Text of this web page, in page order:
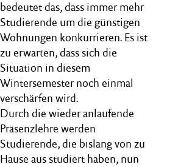
bedeutet das, dass immer mehr
Studierende um die günstigen
Wohnungen konkurrieren. Es ist
zu erwarten, dass sich die
Situation in diesem
Wintersemester noch einmal
verschärfen wird.
Durch die wieder anlaufende
Präsenzlehre werden
Studierende, die bislang von zu
Hause aus studiert haben, nun